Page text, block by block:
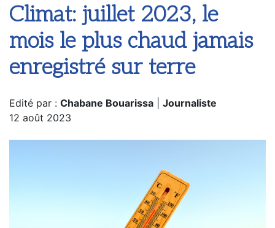
Climat: juillet 2023, le
mois le plus chaud jamais
enregistré sur terre
Edité par : Chabane Bouarissa
Journaliste
12 août 2023